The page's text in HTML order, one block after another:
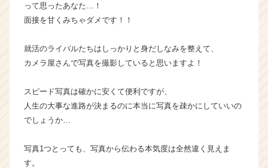
ア
キ
リ
ア
h
e
a
って思ったあなた…！
面接を甘くみちゃダメです！！
就活のライバルたちはしっかりと身だしなみを整えて、
カメラ屋さんで写真を撮影していると思いますよ！
スピード写真は確かに安くて便利ですが、
人生の大事な進路が決まるのに本当に写真を疎かにしていいの
でしょうか…
写真1つとっても、写真から伝わる本気度は全然違く見えま
す。